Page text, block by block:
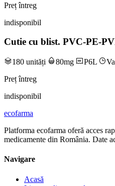
Preț întreg
indisponibil
Cutie cu blist. PVC-PE-
180 unități 80mg P6L
Preț întreg
indisponibil
ecofarma
Platforma ecofarma oferă acces
medicamente din România. Date
Navigare
Acasă